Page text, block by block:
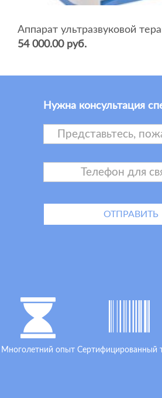
54 000.00 руб.
Нужна консультация
Многолетний опыт Сертифицированный